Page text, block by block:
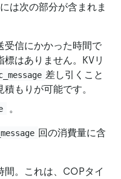
は次の部分が含まれま
受信にかかった時間で
はありません。KVリ
差し引くこと
もりが可能です。
。
回の消費量に含
間。これは、COPタイ